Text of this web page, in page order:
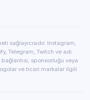
sağlayıcısıdır. Instagram,
Telegram, Twitch ve adı
sponsorluğu veya
ve ticari markalar ilgili